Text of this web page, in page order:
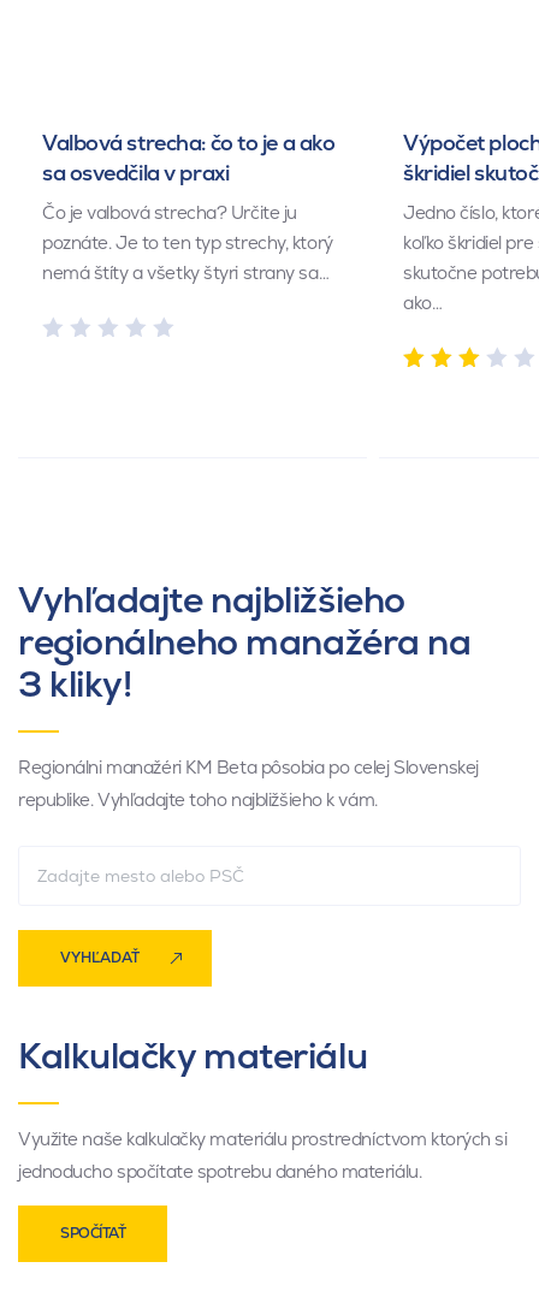
Valbová strecha: čo to je a ako
sa osvedčila v praxi
Čo je valbová strecha? Určite ju
poznáte. Je to ten typ strechy, ktorý
nemá štíty a všetky štyri strany sa…
Výpočet
škridiel
Jedno číslo,
koľko škridiel
skutočne
ako…
Vyhľadajte najbližšieho
regionálneho manažéra na
3 kliky!
Regionálni manažéri KM Beta pôsobia po celej Slovenskej
republike. Vyhľadajte toho najbližšieho k vám.
VYHĽADAŤ
Kalkulačky materiálu
Využite naše kalkulačky materiálu prostredníctvom ktorých si
jednoducho spočítate spotrebu daného materiálu.
SPOČÍTAŤ